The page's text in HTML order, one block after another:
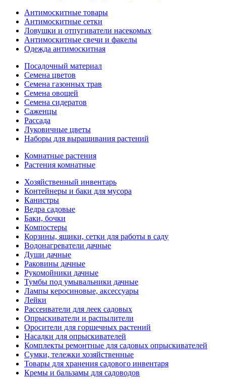
Антимоскитные товары
Антимоскитные сетки
Ловушки и отпугиватели насекомых
Антимоскитные свечи и факелы
Одежда антимоскитная
Посадочный материал
Семена цветов
Семена газонных трав
Семена овощей
Семена сидератов
Саженцы
Рассада
Луковичные цветы
Наборы для выращивания растений
Комнатные растения
Растения комнатные
Хозяйственный инвентарь
Контейнеры и баки для мусора
Канистры
Ведра садовые
Баки, бочки
Компостеры
Корзины, ящики, сетки для работы в саду
Водонагреватели дачные
Души дачные
Раковины дачные
Рукомойники дачные
Тумбы под умывальники дачные
Лампы керосиновые, аксессуары
Лейки
Рассеиватели для леек садовых
Опрыскиватели и распылители
Оросители для горшечных растений
Насадки для опрыскивателей
Комплекты ремонтные для садовых опрыскивателей
Сумки, тележки хозяйственные
Товары для хранения садового инвентаря
Кремы и бальзамы для садоводов